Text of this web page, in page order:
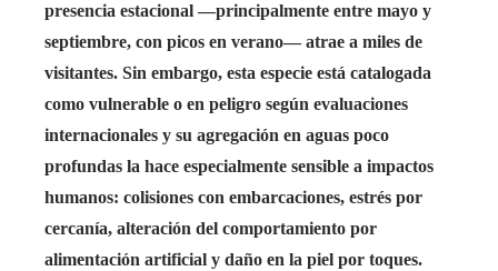
presencia estacional —principalmente entre mayo y
septiembre, con picos en verano— atrae a miles de
visitantes. Sin embargo, esta especie está catalogada
como vulnerable o en peligro según evaluaciones
internacionales y su agregación en aguas poco
profundas la hace especialmente sensible a impactos
humanos: colisiones con embarcaciones, estrés por
cercanía, alteración del comportamiento por
alimentación artificial y daño en la piel por toques.